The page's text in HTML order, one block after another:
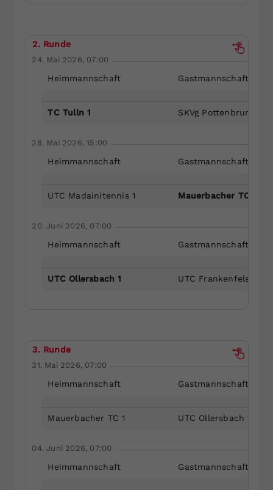
2. Runde
24. Mai 2026, 07:00
Heimmannschaft Gastmannschaft
TC Tulln 1 SKVg Pottenbrunn 1
28. Mai 2026, 15:00
Heimmannschaft Gastmannschaft
UTC Madainitennis 1 Mauerbacher TC 1
20. Juni 2026, 07:00
Heimmannschaft Gastmannschaft
UTC Ollersbach 1 UTC Frankenfels 1
3. Runde
31. Mai 2026, 07:00
Heimmannschaft Gastmannschaft
Mauerbacher TC 1 UTC Ollersbach 1
04. Juni 2026, 07:00
Heimmannschaft Gastmannschaft